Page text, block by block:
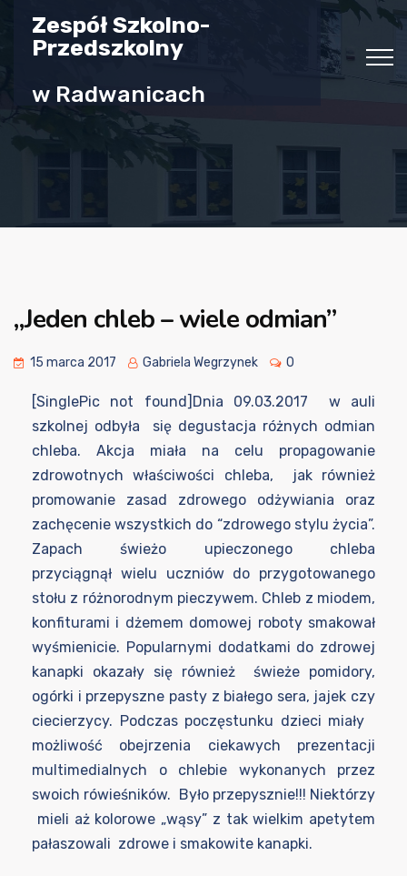
Zespół Szkolno-
Przedszkolny
w Radwanicach
„Jeden chleb – wiele odmian”
15 marca 2017 Gabriela Wegrzynek 0
[SinglePic not found]Dnia 09.03.2017 w auli
szkolnej odbyła się degustacja różnych odmian
chleba. Akcja miała na celu propagowanie
zdrowotnych właściwości chleba, jak również
promowanie zasad zdrowego odżywiania oraz
zachęcenie wszystkich do “zdrowego stylu życia”.
Zapach świeżo upieczonego chleba
przyciągnął wielu uczniów do przygotowanego
stołu z różnorodnym pieczywem. Chleb z miodem,
konfiturami i dżemem domowej roboty smakował
wyśmienicie. Popularnymi dodatkami do zdrowej
kanapki okazały się również świeże pomidory,
ogórki i przepyszne pasty z białego sera, jajek czy
ciecierzycy. Podczas poczęstunku dzieci miały
możliwość obejrzenia ciekawych prezentacji
multimedialnych o chlebie wykonanych przez
swoich rówieśników. Było przepysznie!!! Niektórzy
mieli aż kolorowe „wąsy” z tak wielkim apetytem
pałaszowali zdrowe i smakowite kanapki.